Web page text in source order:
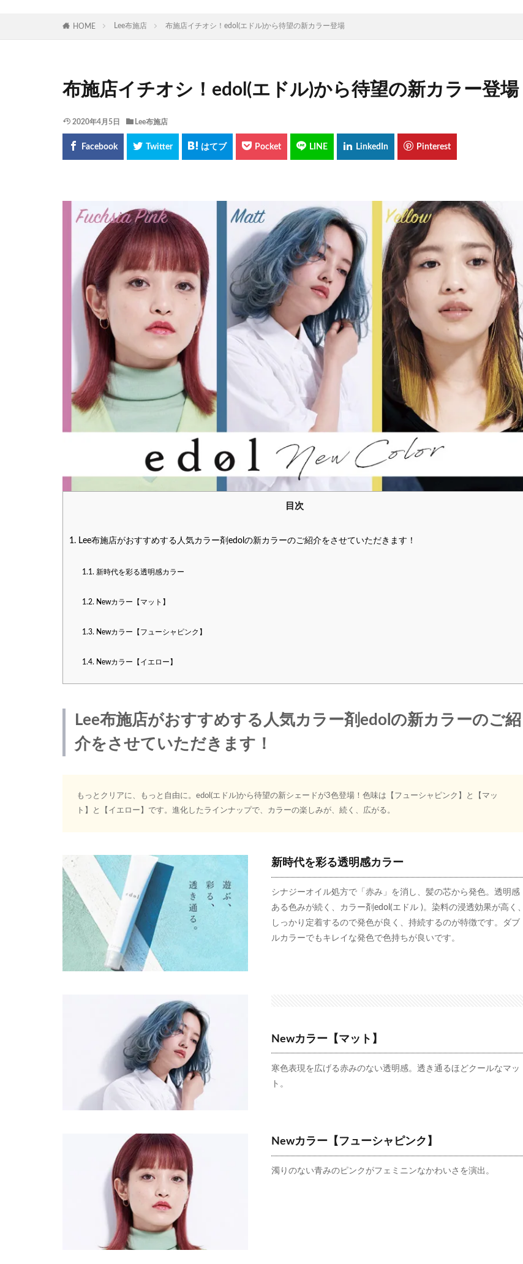
HOME Lee布施店 布施店イチオシ！edol(エドル)から待望の新カラー登場
布施店イチオシ！edol(エドル)から待望の新カラー登場
2020年4月5日 Lee布施店
目次
1. Lee布施店がおすすめする人気カラー剤edolの新カラーのご紹介をさせていただきます！
1.1. 新時代を彩る透明感カラー
1.2. Newカラー【マット】
1.3. Newカラー【フューシャピンク】
1.4. Newカラー【イエロー】
Lee布施店がおすすめする人気カラー剤edolの新カラーのご紹
介をさせていただきます！
もっとクリアに、もっと自由に。edol(エドル)から待望の新シェードが3色登場！色味は【フューシャピンク】と【マッ
ト】と【イエロー】です。進化したラインナップで、カラーの楽しみが、続く、広がる。
新時代を彩る透明感カラー
シナジーオイル処方で「赤み」を消し、髪の芯から発色。透明感
ある色みが続く、カラー剤edol(エドル )。染料の浸透効果が高く、
しっかり定着するので発色が良く、持続するのが特徴です。ダブ
ルカラーでもキレイな発色で色持ちが良いです。
Newカラー【マット】
寒色表現を広げる赤みのない透明感。透き通るほどクールなマッ
ト。
Newカラー【フューシャピンク】
濁りのない青みのピンクがフェミニンなかわいさを演出。